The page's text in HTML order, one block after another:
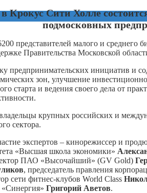
в Крокус Сити Холле
подмосковных
представителей малого и среднего
Правительства Московской
предпринимательских инициатив и
зон, улучшение
старта и ведения своего дела от
крупных российских и
сектора.
экспертов – кинорежиссер и
«Высшая школа экономики»
ПАО «Высочайший» (GV Gold)
, председатель правления
сети фитнес-клубов World Class
Григорий Аветов.